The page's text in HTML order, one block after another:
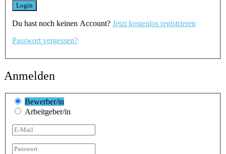
Du hast noch keinen Account? Jetzt kostenlos registrieren
Passwort vergessen?
Anmelden
Bewerber/in
Arbeitgeber/in